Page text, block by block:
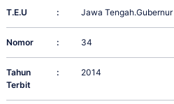
T.E.U : Jawa Tengah.Gubernur
Nomor : 34
Tahun
Terbit
: 2014